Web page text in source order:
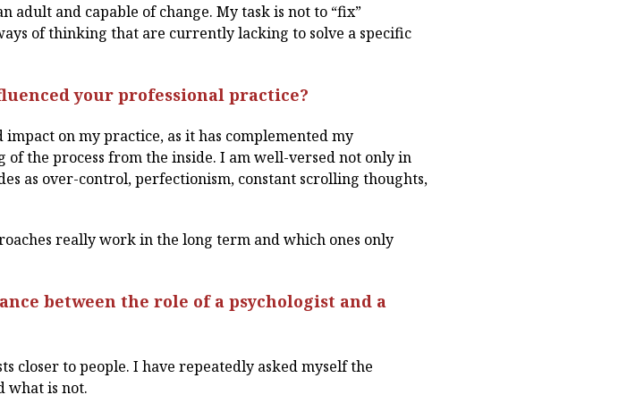
and capable of change. My task is not to “fix”
of thinking that are currently lacking to solve a specific
your professional practice?
on my practice, as it has complemented my
the process from the inside. I am well-versed not only in
as over-control, perfectionism, constant scrolling thoughts,
really work in the long term and which ones only
between the role of a psychologist and a
closer to people. I have repeatedly asked myself the
what is not.